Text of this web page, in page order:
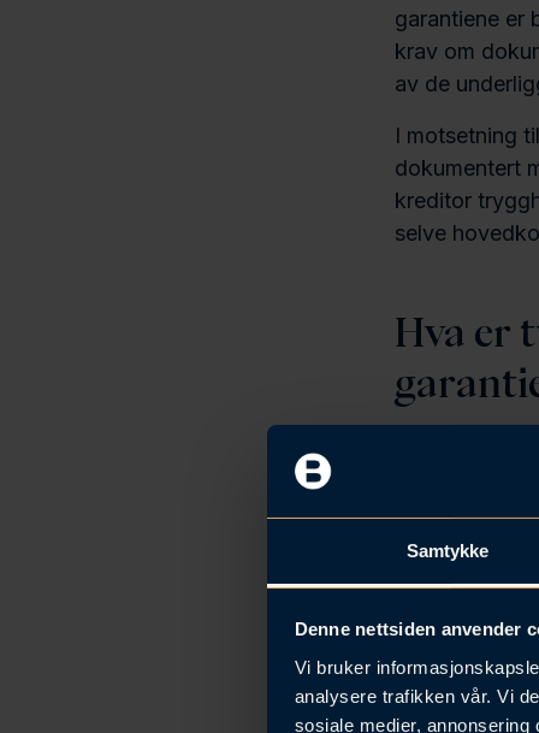
Samtykke
Denne nettsiden anvender
Vi bruker
analysere trafikken vår. Vi
sosiale medier,
garantiene er
krav om
av de
I motsetning
dokumentert
kreditor
selve
Hva er
for
dekke